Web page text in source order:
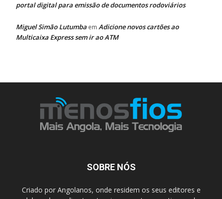
portal digital para emissão de documentos rodoviários
Miguel Simão Lutumba em Adicione novos cartões ao
Multicaixa Express sem ir ao ATM
SOBRE NÓS
Criado por Angolanos, onde residem os seus editores e